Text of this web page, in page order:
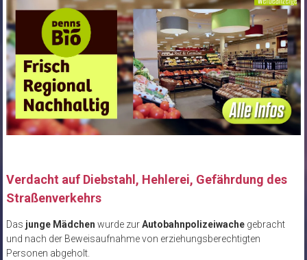
Verdacht auf Diebstahl, Hehlerei, Gefährdung des
Straßenverkehrs
Das junge Mädchen wurde zurAutobahnpolizeiwachegebracht
und nach der Beweisaufnahme von erziehungsberechtigten
Personen abgeholt.